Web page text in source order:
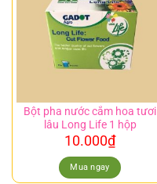
Bột pha nước cắm hoa tươi
lâu Long Life 1 hộp
10.000₫
Mua ngay